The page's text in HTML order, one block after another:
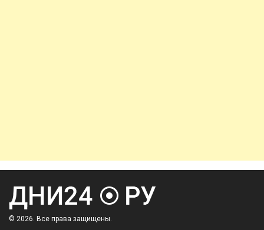
© 2026. Все права защищены.